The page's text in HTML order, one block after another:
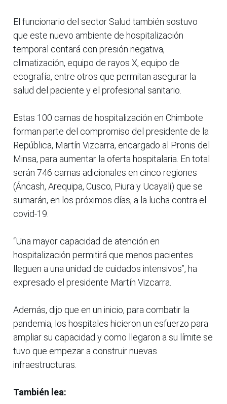
El funcionario del sector Salud también sostuvo
que este nuevo ambiente de hospitalización
temporal contará con presión negativa,
climatización, equipo de rayos X, equipo de
ecografía, entre otros que permitan asegurar la
salud del paciente y el profesional sanitario.
Estas 100 camas de hospitalización en Chimbote
forman parte del compromiso del presidente de la
República, Martín Vizcarra, encargado al Pronis del
Minsa, para aumentar la oferta hospitalaria. En total
serán 746 camas adicionales en cinco regiones
(Áncash, Arequipa, Cusco, Piura y Ucayali) que se
sumarán, en los próximos días, a la lucha contra el
covid-19.
“Una mayor capacidad de atención en
hospitalización permitirá que menos pacientes
lleguen a una unidad de cuidados intensivos”, ha
expresado el presidente Martín Vizcarra.
Además, dijo que en un inicio, para combatir la
pandemia, los hospitales hicieron un esfuerzo para
ampliar su capacidad y como llegaron a su límite se
tuvo que empezar a construir nuevas
infraestructuras.
También lea: